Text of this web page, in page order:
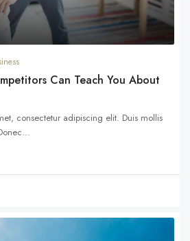
Can Teach You About
consectetur adipiscing elit. Duis mollis